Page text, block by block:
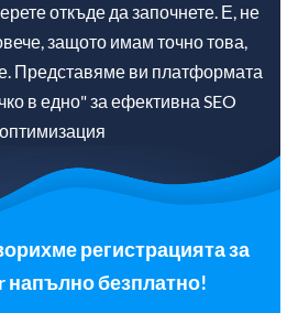
откъде да започнете. Е, не
защото имам точно това,
Представяме ви платформата
в едно" за ефективна SEO
оптимизация
регистрацията за
напълно безплатно!